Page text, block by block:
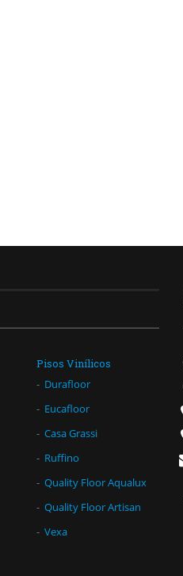
Pisos Vinílicos
Durafloor
Eucafloor
Casa Grassi
Ruffino
Quality Floor Aqualux
Quality Floor Artisan
Vexa